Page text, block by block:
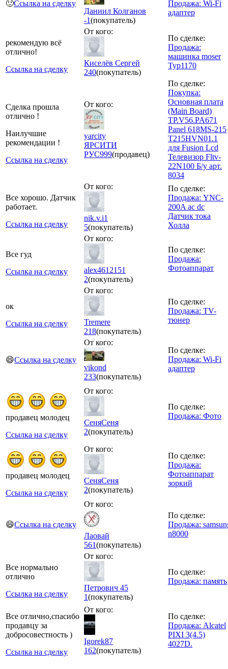
🙂Ссылка на сделку
Даниил Колганов
-1(покупатель)
Продажа: Wi-Fi
адаптер
рекомендую всё
отлично!
Ссылка на сделку
От кого:
Киселёв Сергей
240(покупатель)
По сделке:
Продажа:
машинка moser
Typ1170
Сделка прошла
отлично !
Наилучшие
рекомендации !
Ссылка на сделку
От кого:
yarcity
ЯРСИТИ
РУС999(продавец)
По сделке:
Покупка:
Основная плата
(Main Board)
TP.V56.PA671
Panel 618MS-215
T215HVN01.1
для Fusion Lcd
Телевизор Fltv-
22N100 Б/у арт.
8034
Все хорошо. Датчик
работает.
Ссылка на сделку
От кого:
nik.v.i1
5(покупатель)
По сделке:
Продажа: YNC-
200A ac dc
Датчик тока
Холла
Все гуд
Ссылка на сделку
От кого:
alex4612151
2(покупатель)
По сделке:
Продажа:
Фотоаппарат
ок
Ссылка на сделку
От кого:
Tremere
218(покупатель)
По сделке:
Продажа: TV-
тюнер
😄Ссылка на сделку
От кого:
vikond
233(покупатель)
По сделке:
Продажа: Wi-Fi
адаптер
продавец молодец
Ссылка на сделку
От кого:
СеняСеня
2(покупатель)
По сделке:
Продажа: Фото
продавец молодец
Ссылка на сделку
От кого:
СеняСеня
2(покупатель)
По сделке:
Продажа:
Фотоаппарат
зоркий
😄Ссылка на сделку
От кого:
Лаовай
561(покупатель)
По сделке:
Продажа:
n8000
Все нормально
отлично
Ссылка на сделку
От кого:
Петрович 45
1(покупатель)
По сделке:
Продажа: память
Все отлично,спасибо
продавцу за
добросовестность )
Ссылка на сделку
От кого:
Igorek87
162(покупатель)
По сделке:
Продажа: Alcatel
PIXI 3(4.5)
4027D.